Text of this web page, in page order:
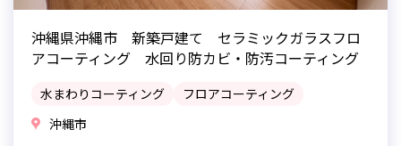
沖縄県沖縄市 新築戸建て セラミックガラスフロ
アコーティング 水回り防カビ・防汚コーティング
水まわりコーティング
フロアコーティング
沖縄市